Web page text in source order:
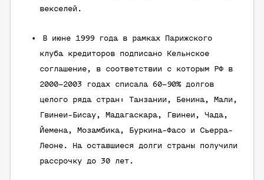
векселей.
В июне 1999 года в рамках Парижского
клуба кредиторов подписано Кельнское
соглашение, в соответствии с которым РФ в
2000–2003 годах списала 60–90% долгов
целого ряда стран: Танзании, Бенина, Мали,
Гвинеи-Бисау, Мадагаскара, Гвинеи, Чада,
Йемена, Мозамбика, Буркина-Фасо и Сьерра-
Леоне. На оставшиеся долги страны получили
рассрочку до 30 лет.